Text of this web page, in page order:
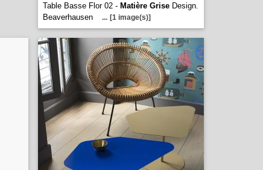
Table Basse Flor 02 - Matière Grise Design.
Beaverhausen
... [1 image(s)]